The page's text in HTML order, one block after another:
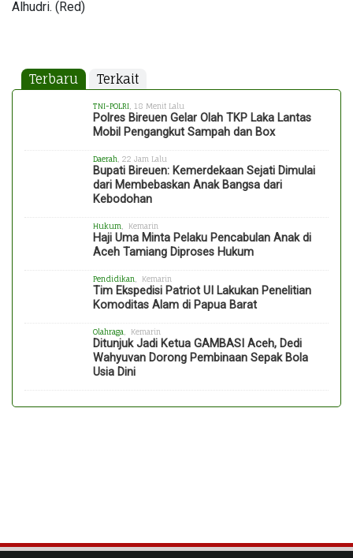
Alhudri. (Red)
Terbaru Terkait
TNI-POLRI , 18 Menit Lalu
Polres Bireuen Gelar Olah TKP Laka Lantas
Mobil Pengangkut Sampah dan Box
Daerah , 22 Jam Lalu
Bupati Bireuen: Kemerdekaan Sejati Dimulai
dari Membebaskan Anak Bangsa dari
Kebodohan
Hukum , Kemarin
Haji Uma Minta Pelaku Pencabulan Anak di
Aceh Tamiang Diproses Hukum
Pendidikan , Kemarin
Tim Ekspedisi Patriot UI Lakukan Penelitian
Komoditas Alam di Papua Barat
Olahraga , Kemarin
Ditunjuk Jadi Ketua GAMBASI Aceh, Dedi
Wahyuvan Dorong Pembinaan Sepak Bola
Usia Dini